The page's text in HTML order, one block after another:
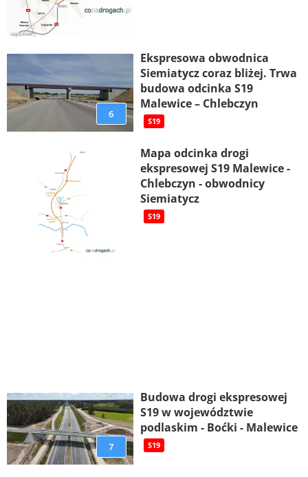
6
Ekspresowa obwodnica
Siemiatycz coraz bliżej. Trwa
budowa odcinka S19
Malewice – Chlebczyn
S19
Mapa odcinka drogi
ekspresowej S19 Malewice -
Chlebczyn - obwodnicy
Siemiatycz
S19
7
Budowa drogi ekspresowej
S19 w województwie
podlaskim - Boćki - Malewice
S19